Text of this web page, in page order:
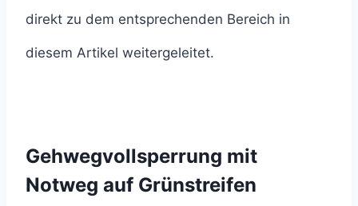
direkt zu dem entsprechenden Bereich in
diesem Artikel weitergeleitet.
Gehwegvollsperrung mit
Notweg auf Grünstreifen